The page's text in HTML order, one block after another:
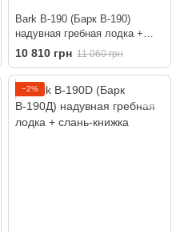
Bark B-190 (Барк В-190)
надувная гребная лодка +
слань-книжка
10 810 грн 11 060 грн
−2%